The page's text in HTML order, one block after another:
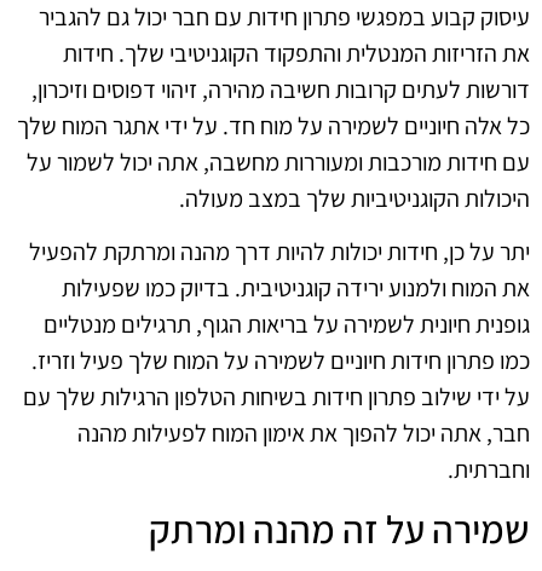
עיסוק קבוע במפגשי פתרון חידות עם חבר יכול גם להגביר
את הזריזות המנטלית והתפקוד הקוגניטיבי שלך. חידות
דורשות לעתים קרובות חשיבה מהירה, זיהוי דפוסים וזיכרון,
כל אלה חיוניים לשמירה על מוח חד. על ידי אתגר המוח שלך
עם חידות מורכבות ומעוררות מחשבה, אתה יכול לשמור על
היכולות הקוגניטיביות שלך במצב מעולה.
יתר על כן, חידות יכולות להיות דרך מהנה ומרתקת להפעיל
את המוח ולמנוע ירידה קוגניטיבית. בדיוק כמו שפעילות
גופנית חיונית לשמירה על בריאות הגוף, תרגילים מנטליים
כמו פתרון חידות חיוניים לשמירה על המוח שלך פעיל וזריז.
על ידי שילוב פתרון חידות בשיחות הטלפון הרגילות שלך עם
חבר, אתה יכול להפוך את אימון המוח לפעילות מהנה
וחברתית.
שמירה על זה מהנה ומרתק